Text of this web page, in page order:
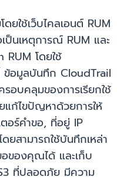
ยใช้เว็บไคลเอนต์ RUM
ป็นเหตุการณ์ RUM และ
โดยใช้
ข้อมูลบันทึก CloudTrail
รอบคลุมของการเรียกใช้
ก้ไขปัญหาด้วยการให้
อร์คำขอ, ที่อยู่ IP
ยสามารถใช้บันทึกเหล่า
ของคุณได้ และเก็บ
ที่ปลอดภัย มีความ